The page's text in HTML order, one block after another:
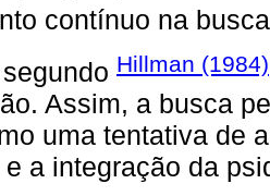
contínuo na
Hillman (1984)
Assim, a busca
uma tentativa de
a integração da